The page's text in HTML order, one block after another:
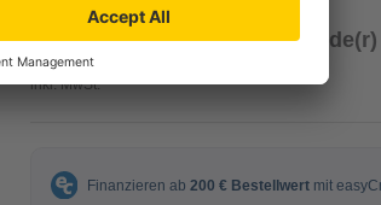
ab117,00 € /
inkl. MwSt.